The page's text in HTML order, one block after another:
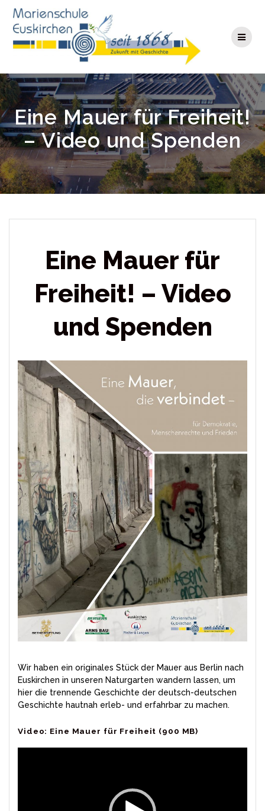
springen
Eine Mauer für Freiheit!
– Video und Spenden
Eine Mauer für
Freiheit! – Video
und Spenden
Wir haben ein originales Stück der Mauer aus Berlin nach
Euskirchen in unseren Naturgarten wandern lassen, um
hier die trennende Geschichte der deutsch-deutschen
Geschichte hautnah erleb- und erfahrbar zu machen.
Video: Eine Mauer für Freiheit (900 MB)